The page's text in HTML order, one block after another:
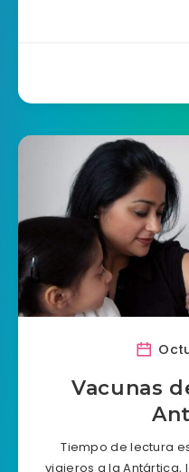
Vacunas
Tiempo de lectura
viajeros a la Antártica,